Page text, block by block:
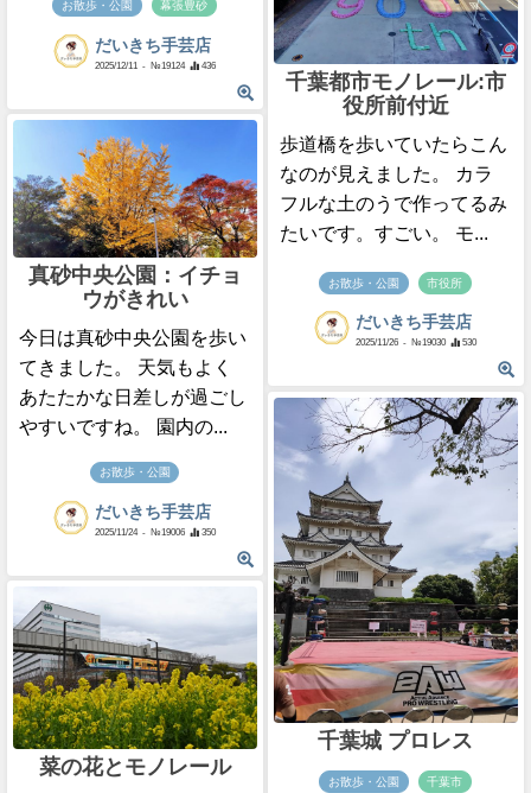
お散歩・公園 幕張豊砂
だいきち手芸店
2025/12/11 - №19124 436
千葉都市モノレール:市
役所前付近
歩道橋を歩いていたらこん
なのが見えました。 カラ
フルな土のうで作ってるみ
たいです。すごい。 モ...
お散歩・公園 市役所
だいきち手芸店
2025/11/26 - №19030 530
真砂中央公園：イチョ
ウがきれい
今日は真砂中央公園を歩い
てきました。 天気もよく
あたたかな日差しが過ごし
やすいですね。 園内の...
お散歩・公園
だいきち手芸店
2025/11/24 - №19006 350
千葉城 プロレス
お散歩・公園 千葉市
菜の花とモノレール